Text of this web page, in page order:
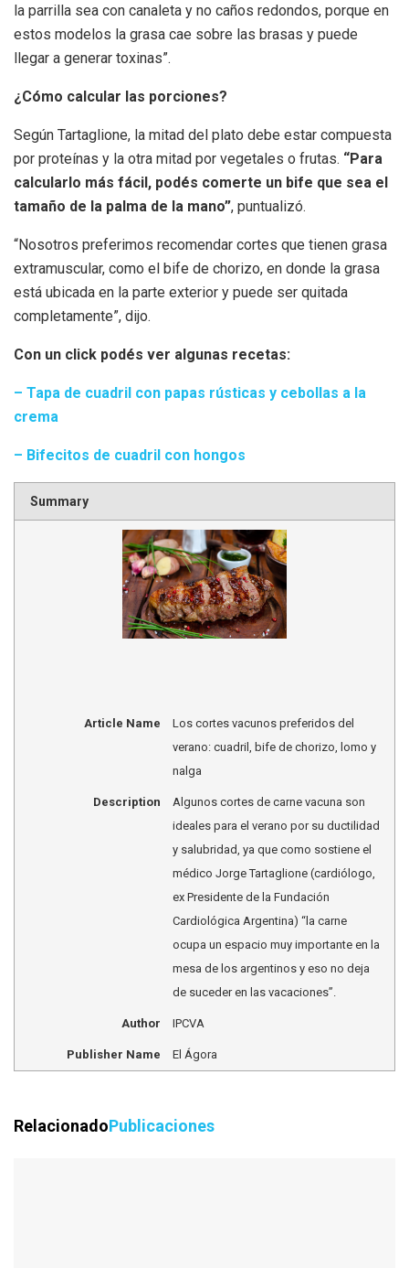
la parrilla sea con canaleta y no caños redondos, porque en
estos modelos la grasa cae sobre las brasas y puede
llegar a generar toxinas”.
¿Cómo calcular las porciones?
Según Tartaglione, la mitad del plato debe estar compuesta
por proteínas y la otra mitad por vegetales o frutas. “Para
calcularlo más fácil, podés comerte un bife que sea el
tamaño de la palma de la mano”, puntualizó.
“Nosotros preferimos recomendar cortes que tienen grasa
extramuscular, como el bife de chorizo, en donde la grasa
está ubicada en la parte exterior y puede ser quitada
completamente”, dijo.
Con un click podés ver algunas recetas:
– Tapa de cuadril con papas rústicas y cebollas a la
crema
– Bifecitos de cuadril con hongos
Summary
Article Name
Los cortes vacunos preferidos del
verano: cuadril, bife de chorizo, lomo y
nalga
Description
Algunos cortes de carne vacuna son
ideales para el verano por su ductilidad
y salubridad, ya que como sostiene el
médico Jorge Tartaglione (cardiólogo,
ex Presidente de la Fundación
Cardiológica Argentina) “la carne
ocupa un espacio muy importante en la
mesa de los argentinos y eso no deja
de suceder en las vacaciones”.
Author IPCVA
Publisher Name El Ágora
RelacionadoPublicaciones